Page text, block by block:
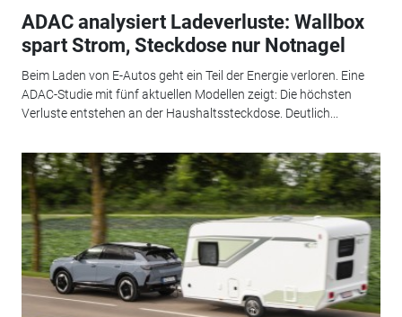
ADAC analysiert Ladeverluste: Wallbox
spart Strom, Steckdose nur Notnagel
Beim Laden von E-Autos geht ein Teil der Energie verloren. Eine
ADAC-Studie mit fünf aktuellen Modellen zeigt: Die höchsten
Verluste entstehen an der Haushaltssteckdose. Deutlich...